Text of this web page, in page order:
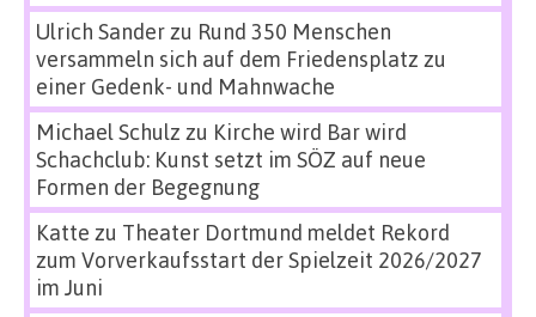
Ulrich Sanderzu Rund 350 Menschen
versammeln sich auf dem Friedensplatz zu
einer Gedenk- und Mahnwache
Michael Schulz zu Kirche wird Bar wird
Schachclub: Kunst setzt im SÖZ auf neue
Formen der Begegnung
Katte zu Theater Dortmund meldet Rekord
zum Vorverkaufsstart der Spielzeit 2026/2027
im Juni